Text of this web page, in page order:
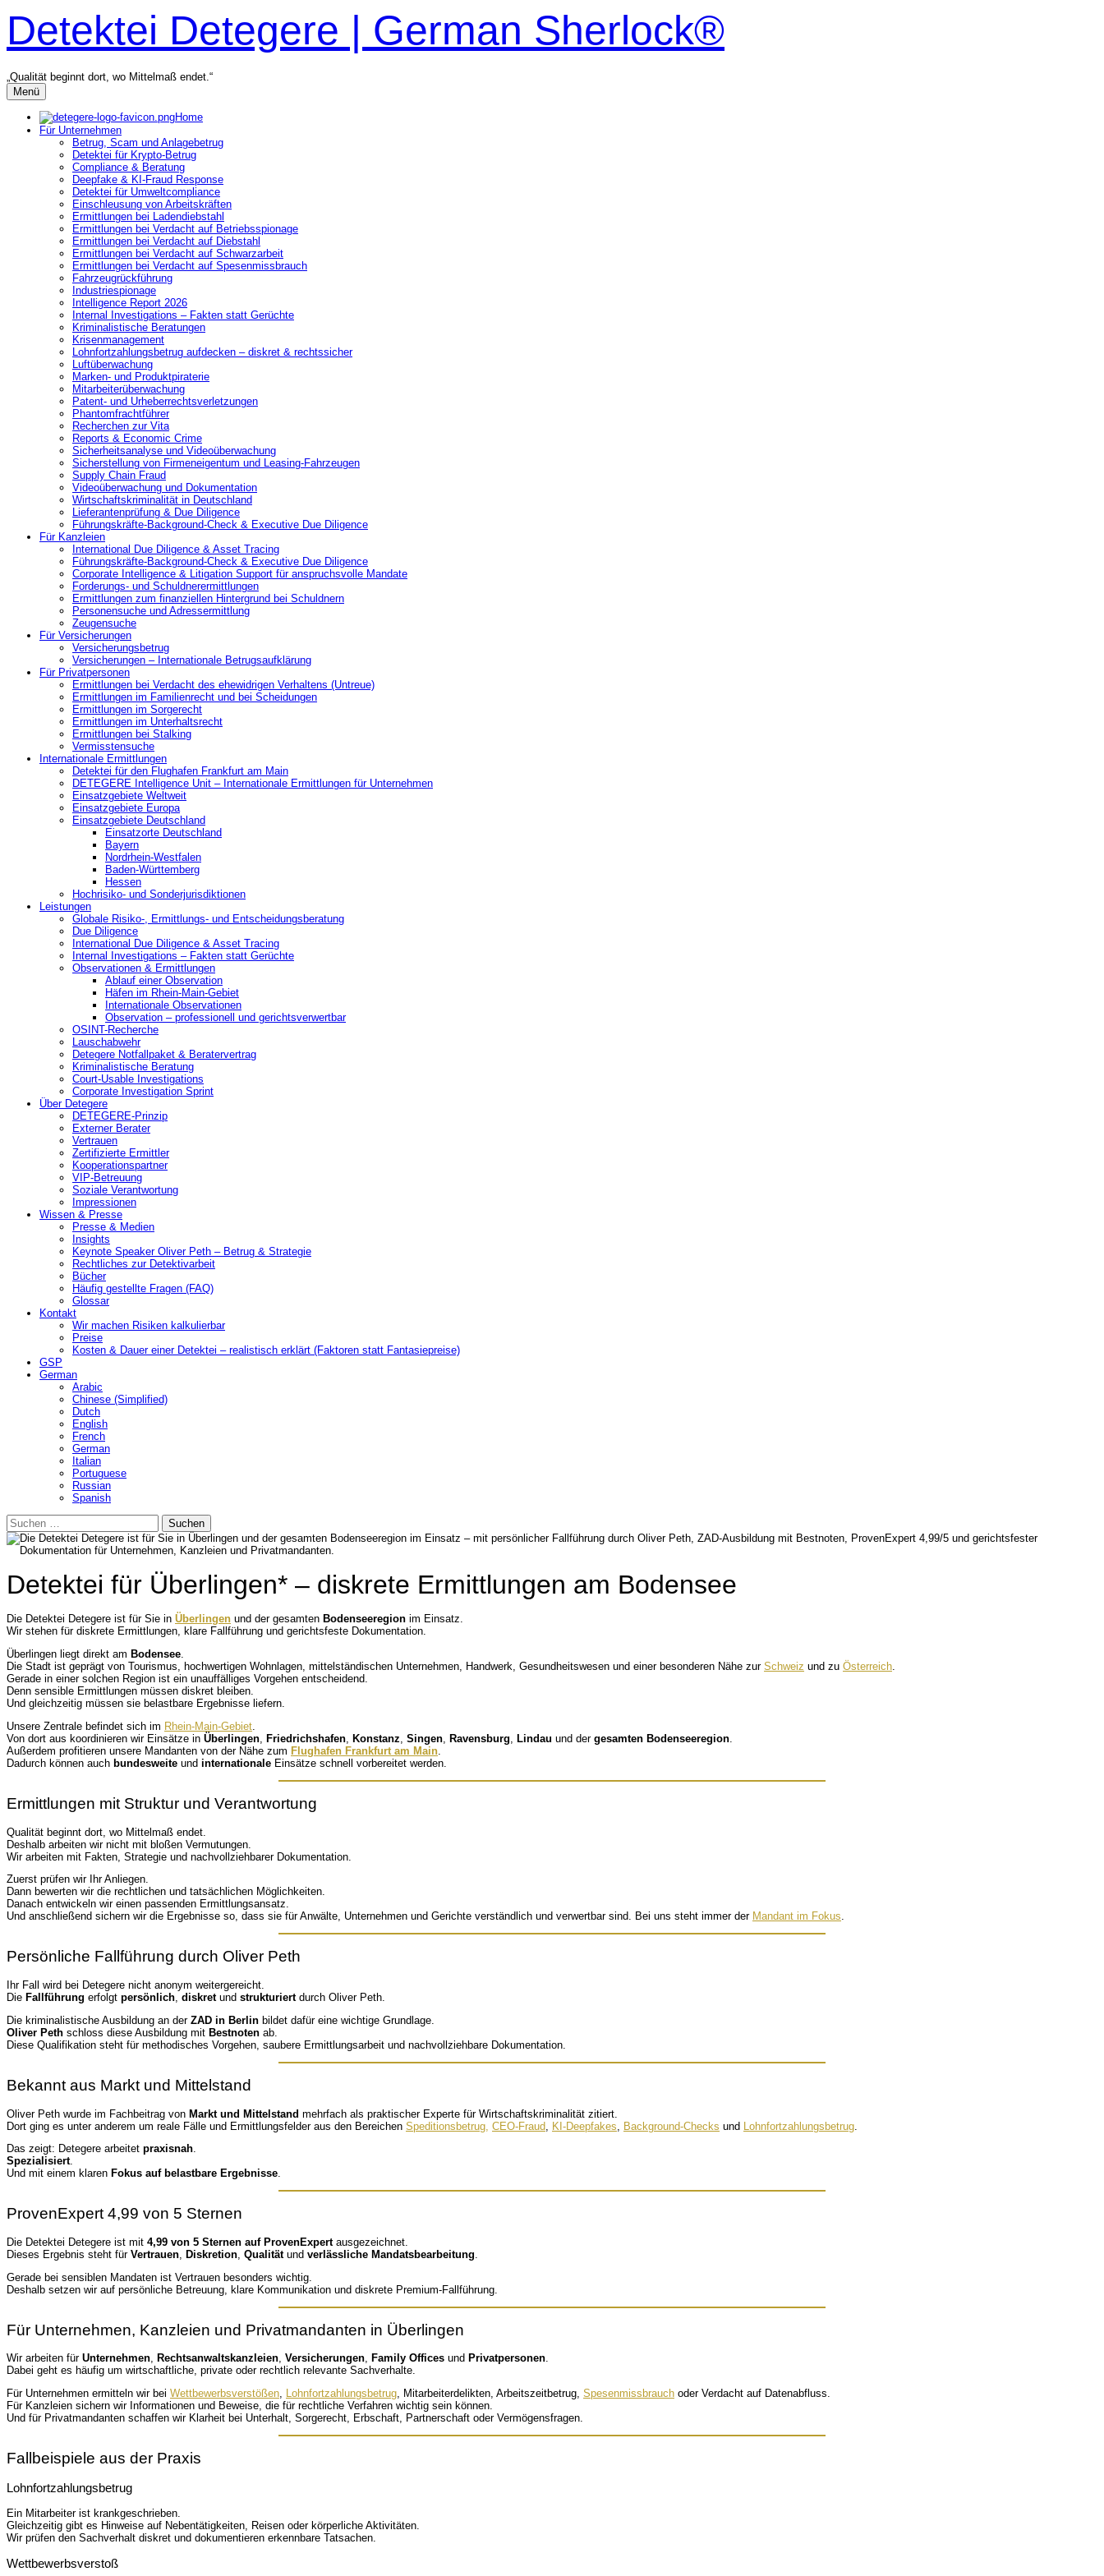
Inhalt
überspringen
Detektei Detegere | German Sherlock®
„Qualität beginnt dort, wo Mittelmaß endet.“
Menü
Home
Für Unternehmen
Betrug, Scam und Anlagebetrug
Detektei für Krypto-Betrug
Compliance & Beratung
Deepfake & KI-Fraud Response
Detektei für Umweltcompliance
Einschleusung von Arbeitskräften
Ermittlungen bei Ladendiebstahl
Ermittlungen bei Verdacht auf Betriebsspionage
Ermittlungen bei Verdacht auf Diebstahl
Ermittlungen bei Verdacht auf Schwarzarbeit
Ermittlungen bei Verdacht auf Spesenmissbrauch
Fahrzeugrückführung
Industriespionage
Intelligence Report 2026
Internal Investigations – Fakten statt Gerüchte
Kriminalistische Beratungen
Krisenmanagement
Lohnfortzahlungsbetrug aufdecken – diskret & rechtssicher
Luftüberwachung
Marken- und Produktpiraterie
Mitarbeiterüberwachung
Patent- und Urheberrechtsverletzungen
Phantomfrachtführer
Recherchen zur Vita
Reports & Economic Crime
Sicherheitsanalyse und Videoüberwachung
Sicherstellung von Firmeneigentum und Leasing-Fahrzeugen
Supply Chain Fraud
Videoüberwachung und Dokumentation
Wirtschaftskriminalität in Deutschland
Lieferantenprüfung & Due Diligence
Führungskräfte-Background-Check & Executive Due Diligence
Für Kanzleien
International Due Diligence & Asset Tracing
Führungskräfte-Background-Check & Executive Due Diligence
Corporate Intelligence & Litigation Support für anspruchsvolle Mandate
Forderungs- und Schuldnerermittlungen
Ermittlungen zum finanziellen Hintergrund bei Schuldnern
Personensuche und Adressermittlung
Zeugensuche
Für Versicherungen
Versicherungsbetrug
Versicherungen – Internationale Betrugsaufklärung
Für Privatpersonen
Ermittlungen bei Verdacht des ehewidrigen Verhaltens (Untreue)
Ermittlungen im Familienrecht und bei Scheidungen
Ermittlungen im Sorgerecht
Ermittlungen im Unterhaltsrecht
Ermittlungen bei Stalking
Vermisstensuche
Internationale Ermittlungen
Detektei für den Flughafen Frankfurt am Main
DETEGERE Intelligence Unit – Internationale Ermittlungen für Unternehmen
Einsatzgebiete Weltweit
Einsatzgebiete Europa
Einsatzgebiete Deutschland
Einsatzorte Deutschland
Bayern
Nordrhein-Westfalen
Baden-Württemberg
Hessen
Hochrisiko- und Sonderjurisdiktionen
Leistungen
Globale Risiko-, Ermittlungs- und Entscheidungsberatung
Due Diligence
International Due Diligence & Asset Tracing
Internal Investigations – Fakten statt Gerüchte
Observationen & Ermittlungen
Ablauf einer Observation
Häfen im Rhein-Main-Gebiet
Internationale Observationen
Observation – professionell und gerichtsverwertbar
OSINT-Recherche
Lauschabwehr
Detegere Notfallpaket & Beratervertrag
Kriminalistische Beratung
Court-Usable Investigations
Corporate Investigation Sprint
Über Detegere
DETEGERE-Prinzip
Externer Berater
Vertrauen
Zertifizierte Ermittler
Kooperationspartner
VIP-Betreuung
Soziale Verantwortung
Impressionen
Wissen & Presse
Presse & Medien
Insights
Keynote Speaker Oliver Peth – Betrug & Strategie
Rechtliches zur Detektivarbeit
Bücher
Häufig gestellte Fragen (FAQ)
Glossar
Kontakt
Wir machen Risiken kalkulierbar
Preise
Kosten & Dauer einer Detektei – realistisch erklärt (Faktoren statt Fantasiepreise)
GSP
German
Arabic
Chinese (Simplified)
Dutch
English
French
German
Italian
Portuguese
Russian
Spanish
Suchen
nach:
Detektei für Überlingen* – diskrete Ermittlungen am Bodensee
Die Detektei Detegere ist für Sie in Überlingen und der gesamten Bodenseeregion im Einsatz.
Wir stehen für diskrete Ermittlungen, klare Fallführung und gerichtsfeste Dokumentation.
Überlingen liegt direkt am Bodensee.
Die Stadt ist geprägt von Tourismus, hochwertigen Wohnlagen, mittelständischen Unternehmen, Handwerk, Gesundheitswesen und einer besonderen Nähe zur Schweiz und zu Österreich.
Gerade in einer solchen Region ist ein unauffälliges Vorgehen entscheidend.
Denn sensible Ermittlungen müssen diskret bleiben.
Und gleichzeitig müssen sie belastbare Ergebnisse liefern.
Unsere Zentrale befindet sich im Rhein-Main-Gebiet.
Von dort aus koordinieren wir Einsätze in Überlingen, Friedrichshafen, Konstanz, Singen, Ravensburg, Lindau und der gesamten Bodenseeregion.
Außerdem profitieren unsere Mandanten von der Nähe zum Flughafen Frankfurt am Main.
Dadurch können auch bundesweite und internationale Einsätze schnell vorbereitet werden.
Ermittlungen mit Struktur und Verantwortung
Qualität beginnt dort, wo Mittelmaß endet.
Deshalb arbeiten wir nicht mit bloßen Vermutungen.
Wir arbeiten mit Fakten, Strategie und nachvollziehbarer Dokumentation.
Zuerst prüfen wir Ihr Anliegen.
Dann bewerten wir die rechtlichen und tatsächlichen Möglichkeiten.
Danach entwickeln wir einen passenden Ermittlungsansatz.
Und anschließend sichern wir die Ergebnisse so, dass sie für Anwälte, Unternehmen und Gerichte verständlich und verwertbar sind. Bei uns steht immer der Mandant im Fokus.
Persönliche Fallführung durch Oliver Peth
Ihr Fall wird bei Detegere nicht anonym weitergereicht.
Die Fallführung erfolgt persönlich, diskretund strukturiertdurch Oliver Peth.
Die kriminalistische Ausbildung an der ZAD in Berlin bildet dafür eine wichtige Grundlage.
Oliver Peth schloss diese Ausbildung mit Bestnoten ab.
Diese Qualifikation steht für methodisches Vorgehen, saubere Ermittlungsarbeit und nachvollziehbare Dokumentation.
Bekannt aus Markt und Mittelstand
Oliver Peth wurde im Fachbeitrag von Markt und Mittelstand mehrfach als praktischer Experte für Wirtschaftskriminalität zitiert.
Dort ging es unter anderem um reale Fälle und Ermittlungsfelder aus den Bereichen Speditionsbetrug, CEO-Fraud KI-Deepfakes Background-Checks und Lohnfortzahlungsbetrug
Das zeigt: Detegere arbeitet praxisnah.
Spezialisiert.
Und mit einem klaren Fokus auf belastbare Ergebnisse.
ProvenExpert 4,99 von 5 Sternen
Die Detektei Detegere ist mit 4,99 von 5 Sternen auf ProvenExpertausgezeichnet.
Dieses Ergebnis steht für Vertrauen Diskretion Qualitätund verlässliche Mandatsbearbeitung
Gerade bei sensiblen Mandaten ist Vertrauen besonders wichtig.
Deshalb setzen wir auf persönliche Betreuung, klare Kommunikation und diskrete Premium-Fallführung.
Für Unternehmen, Kanzleien und Privatmandanten in Überlingen
Wir arbeiten für Unternehmen, Rechtsanwaltskanzleien, Versicherungen, Family Offices und Privatpersonen.
Dabei geht es häufig um wirtschaftliche, private oder rechtlich relevante Sachverhalte.
Für Unternehmen ermitteln wir bei Wettbewerbsverstößen, Lohnfortzahlungsbetrug, Mitarbeiterdelikten, Arbeitszeitbetrug, Spesenmissbrauch oder Verdacht auf Datenabfluss.
Für Kanzleien sichern wir Informationen und Beweise, die für rechtliche Verfahren wichtig sein können.
Und für Privatmandanten schaffen wir Klarheit bei Unterhalt, Sorgerecht, Erbschaft, Partnerschaft oder Vermögensfragen.
Fallbeispiele aus der Praxis
Lohnfortzahlungsbetrug
Ein Mitarbeiter ist krankgeschrieben.
Gleichzeitig gibt es Hinweise auf Nebentätigkeiten, Reisen oder körperliche Aktivitäten.
Wir prüfen den Sachverhalt diskret und dokumentieren erkennbare Tatsachen.
Wettbewerbsverstoß